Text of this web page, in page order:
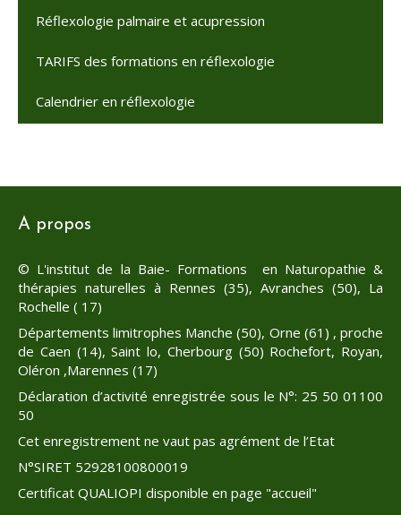
Réflexologie palmaire et acupression
TARIFS des formations en réflexologie
Calendrier en réflexologie
A propos
© L'institut de la Baie- Formations en Naturopathie &
thérapies naturelles à Rennes (35), Avranches (50), La
Rochelle ( 17)
Départements limitrophes Manche (50), Orne (61) , proche
de Caen (14), Saint lo, Cherbourg (50) Rochefort, Royan,
Oléron ,Marennes (17)
Déclaration d’activité enregistrée sous le N°: 25 50 01100
50
Cet enregistrement ne vaut pas agrément de l’Etat
N°SIRET 52928100800019
Certificat QUALIOPI disponible en page "accueil"